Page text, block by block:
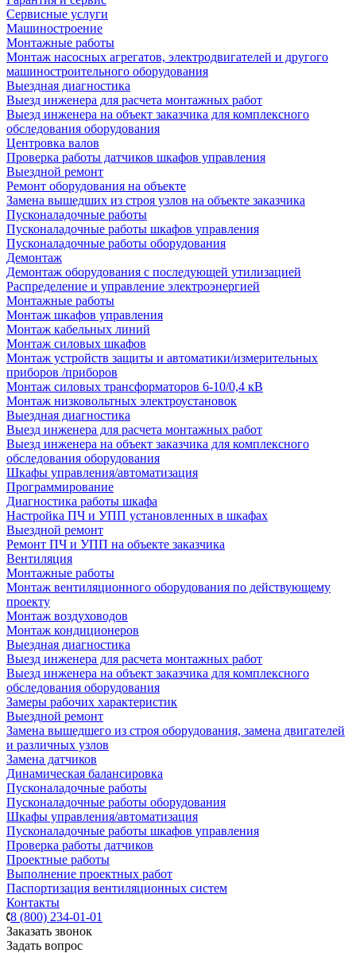
Сервисные услуги
Машиностроение
Монтажные работы
Монтаж насосных агрегатов, электродвигателей и другого
машиностроительного оборудования
Выездная диагностика
Выезд инженера для расчета монтажных работ
Выезд инженера на объект заказчика для комплексного
обследования оборудования
Центровка валов
Проверка работы датчиков шкафов управления
Выездной ремонт
Ремонт оборудования на объекте
Замена вышедших из строя узлов на объекте заказчика
Пусконаладочные работы
Пусконаладочные работы шкафов управления
Пусконаладочные работы оборудования
Демонтаж
Демонтаж оборудования с последующей утилизацией
Распределение и управление электроэнергией
Монтажные работы
Монтаж шкафов управления
Монтаж кабельных линий
Монтаж силовых шкафов
Монтаж устройств защиты и автоматики/измерительных
приборов /приборов
Монтаж силовых трансформаторов 6-10/0,4 кВ
Монтаж низковольтных электроустановок
Выездная диагностика
Выезд инженера для расчета монтажных работ
Выезд инженера на объект заказчика для комплексного
обследования оборудования
Шкафы управления/автоматизация
Программирование
Диагностика работы шкафа
Настройка ПЧ и УПП установленных в шкафах
Выездной ремонт
Ремонт ПЧ и УПП на объекте заказчика
Вентиляция
Монтажные работы
Монтаж вентиляционного оборудования по действующему
проекту
Монтаж воздуховодов
Монтаж кондиционеров
Выездная диагностика
Выезд инженера для расчета монтажных работ
Выезд инженера на объект заказчика для комплексного
обследования оборудования
Замеры рабочих характеристик
Выездной ремонт
Замена вышедшего из строя оборудования, замена двигателей
и различных узлов
Замена датчиков
Динамическая балансировка
Пусконаладочные работы
Пусконаладочные работы оборудования
Шкафы управления/автоматизация
Пусконаладочные работы шкафов управления
Проверка работы датчиков
Проектные работы
Выполнение проектных работ
Паспортизация вентиляционных систем
Контакты
8 (800) 234-01-01
Заказать звонок
Задать вопрос